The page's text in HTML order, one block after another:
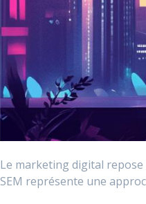
Le marketing digital
SEM représente une